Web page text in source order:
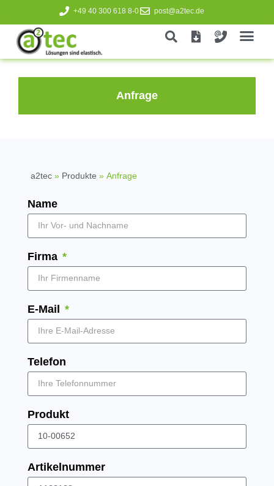
+49 40 300 618 8-0 post@a2tec.de
Anfrage
a2tec» Produkte » Anfrage
Name
Firma
E-Mail
Telefon
Produkt
Artikelnummer